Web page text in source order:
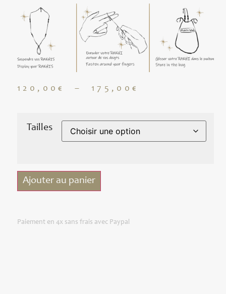
120,00€ – 175,00€
Tailles
Ajouter au panier
Paiement en 4x sans frais avec Paypal